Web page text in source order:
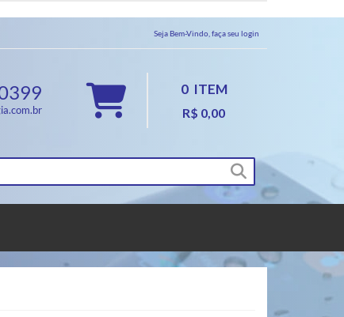
Seja Bem-Vindo, faça seu login
0 ITEM
R$ 0,00